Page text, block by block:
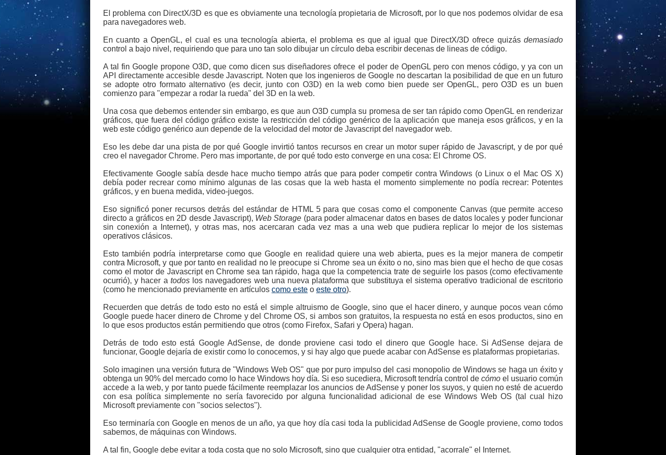
El problema con DirectX/3D es que es obviamente una tecnología propietaria de Microsoft, por lo que nos podemos olvidar de esa
para navegadores web.
En cuanto a OpenGL, el cual es una tecnología abierta, el problema es que al igual que DirectX/3D ofrece quizás demasiado
control a bajo nivel, requiriendo que para uno tan solo dibujar un círculo deba escribir decenas de lineas de código.
A tal fin Google propone O3D, que como dicen sus diseñadores ofrece el poder de OpenGL pero con menos código, y ya con un
API directamente accesible desde Javascript. Noten que los ingenieros de Google no descartan la posibilidad de que en un futuro
se adopte otro formato alternativo (es decir, junto con O3D) en la web como bien puede ser OpenGL, pero O3D es un buen
comienzo para "empezar a rodar la rueda" del 3D en la web.
Una cosa que debemos entender sin embargo, es que aun O3D cumpla su promesa de ser tan rápido como OpenGL en renderizar
gráficos, que fuera del código gráfico existe la restricción del código genérico de la aplicación que maneja esos gráficos, y en la
web este código genérico aun depende de la velocidad del motor de Javascript del navegador web.
Eso les debe dar una pista de por qué Google invirtió tantos recursos en crear un motor super rápido de Javascript, y de por qué
creo el navegador Chrome. Pero mas importante, de por qué todo esto converge en una cosa: El Chrome OS.
Efectivamente Google sabía desde hace mucho tiempo atrás que para poder competir contra Windows (o Linux o el Mac OS X)
debía poder recrear como mínimo algunas de las cosas que la web hasta el momento simplemente no podía recrear: Potentes
gráficos, y en buena medida, video-juegos.
Eso significó poner recursos detrás del estándar de HTML 5 para que cosas como el componente Canvas (que permite acceso
directo a gráficos en 2D desde Javascript), Web Storage (para poder almacenar datos en bases de datos locales y poder funcionar
sin conexión a Internet), y otras mas, nos acercaran cada vez mas a una web que pudiera replicar lo mejor de los sistemas
operativos clásicos.
Esto también podría interpretarse como que Google en realidad quiere una web abierta, pues es la mejor manera de competir
contra Microsoft, y que por tanto en realidad no le preocupe si Chrome sea un éxito o no, sino mas bien que el hecho de que cosas
como el motor de Javascript en Chrome sea tan rápido, haga que la competencia trate de seguirle los pasos (como efectivamente
ocurrió), y hacer a todoslos navegadores web una nueva plataforma que substituya el sistema operativo tradicional de escritorio
(como he mencionado previamente en artículos como este o este otro).
Recuerden que detrás de todo esto no está el simple altruismo de Google, sino que el hacer dinero, y aunque pocos vean cómo
Google puede hacer dinero de Chrome y del Chrome OS, si ambos son gratuitos, la respuesta no está en esos productos, sino en
lo que esos productos están permitiendo que otros (como Firefox, Safari y Opera) hagan.
Detrás de todo esto está Google AdSense, de donde proviene casi todo el dinero que Google hace. Si AdSense dejara de
funcionar, Google dejaría de existir como lo conocemos, y si hay algo que puede acabar con AdSense es plataformas propietarias.
Solo imaginen una versión futura de "Windows Web OS" que por puro impulso del casi monopolio de Windows se haga un éxito y
obtenga un 90% del mercado como lo hace Windows hoy día. Si eso sucediera, Microsoft tendría control de cómo el usuario común
accede a la web, y por tanto puede fácilmente reemplazar los anuncios de AdSense y poner los suyos, y quien no esté de acuerdo
con esa política simplemente no sería favorecido por alguna funcionalidad adicional de ese Windows Web OS (tal cual hizo
Microsoft previamente con "socios selectos").
Eso terminaría con Google en menos de un año, ya que hoy día casi toda la publicidad AdSense de Google proviene, como todos
sabemos, de máquinas con Windows.
A tal fin, Google debe evitar a toda costa que no solo Microsoft, sino que cualquier otra entidad, "acorrale" el Internet.